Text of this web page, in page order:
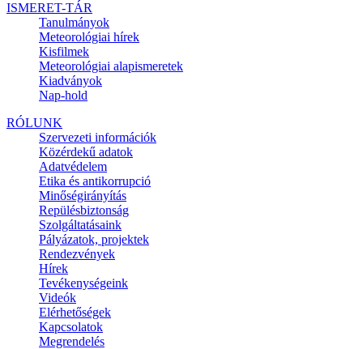
ISMERET-TÁR
Tanulmányok
Meteorológiai hírek
Kisfilmek
Meteorológiai alapismeretek
Kiadványok
Nap-hold
RÓLUNK
Szervezeti információk
Közérdekű adatok
Adatvédelem
Etika és antikorrupció
Minőségirányítás
Repülésbiztonság
Szolgáltatásaink
Pályázatok, projektek
Rendezvények
Hírek
Tevékenységeink
Videók
Elérhetőségek
Kapcsolatok
Megrendelés